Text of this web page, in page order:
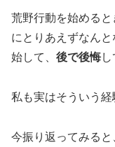
荒野行動を始める
にとりあえずなん
始して、 後で後悔
私も実はそういう
今振り返ってみる